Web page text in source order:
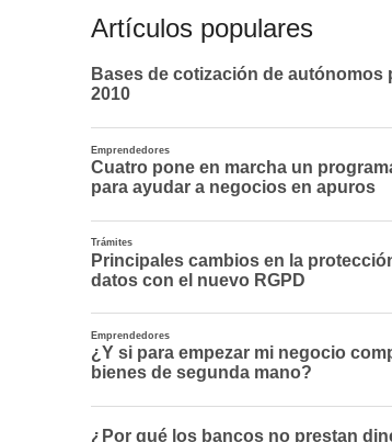
Artículos populares